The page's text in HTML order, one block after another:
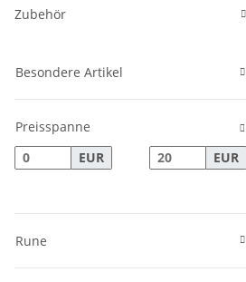
Zubehör
Besondere Artikel
Preisspanne
EUR
EUR
Rune